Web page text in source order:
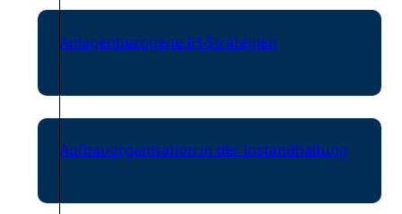
Anlagenbezogene IH-Strategien
Aufbauorganisation in der Instandhaltung